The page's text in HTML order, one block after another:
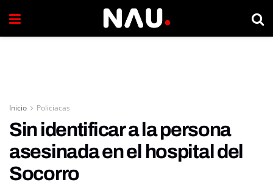
Inicio Policiacas
Sin identificar a la persona
asesinada en el hospital del
Socorro